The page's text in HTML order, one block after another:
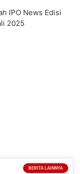
BERITA LAINNYA